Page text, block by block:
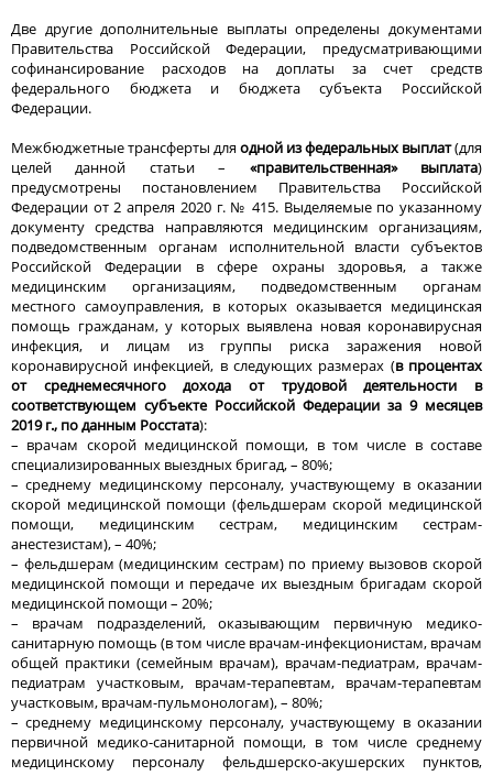
Две другие дополнительные выплаты определены документами
Правительства Российской Федерации, предусматривающими
софинансирование расходов на доплаты за счет средств
федерального бюджета и бюджета субъекта Российской
Федерации.
Межбюджетные трансферты дляодной из федеральных выплат(для
целей данной статьи – «правительственная» выплата)
предусмотрены постановлением Правительства Российской
Федерации от 2 апреля 2020 г. № 415. Выделяемые по указанному
документу средства направляются медицинским организациям,
подведомственным органам исполнительной власти субъектов
Российской Федерации в сфере охраны здоровья, а также
медицинским организациям, подведомственным органам
местного самоуправления, в которых оказывается медицинская
помощь гражданам, у которых выявлена новая коронавирусная
инфекция, и лицам из группы риска заражения новой
коронавирусной инфекцией, в следующих размерах (в процентах
от среднемесячного дохода от трудовой деятельности в
соответствующем субъекте Российской Федерации за 9 месяцев
2019 г., по данным Росстата):
– врачам скорой медицинской помощи, в том числе в составе
специализированных выездных бригад, – 80%;
– среднему медицинскому персоналу, участвующему в оказании
скорой медицинской помощи (фельдшерам скорой медицинской
помощи, медицинским сестрам, медицинским сестрам-
анестезистам), – 40%;
– фельдшерам (медицинским сестрам) по приему вызовов скорой
медицинской помощи и передаче их выездным бригадам скорой
медицинской помощи – 20%;
– врачам подразделений, оказывающим первичную медико-
санитарную помощь (в том числе врачам-инфекционистам, врачам
общей практики (семейным врачам), врачам-педиатрам, врачам-
педиатрам участковым, врачам-терапевтам, врачам-терапевтам
участковым, врачам-пульмонологам), – 80%;
– среднему медицинскому персоналу, участвующему в оказании
первичной медико-санитарной помощи, в том числе среднему
медицинскому персоналу фельдшерско-акушерских пунктов,